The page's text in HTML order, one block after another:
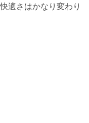
適さはかなり変わり